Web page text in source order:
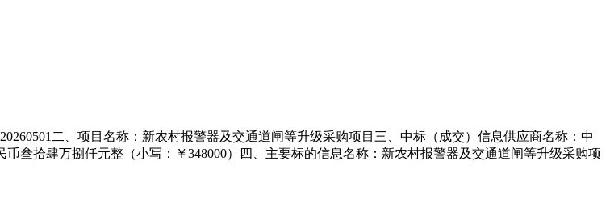
二、项目名称：新农村报警器及交通道闸等升级采购项目三、中标（成交）信息供应商名称：中
叁拾肆万捌仟元整（小写：￥348000）四、主要标的信息名称：新农村报警器及交通道闸等升级采购项